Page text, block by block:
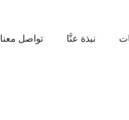
نبذة عنَّا تواصل معنا